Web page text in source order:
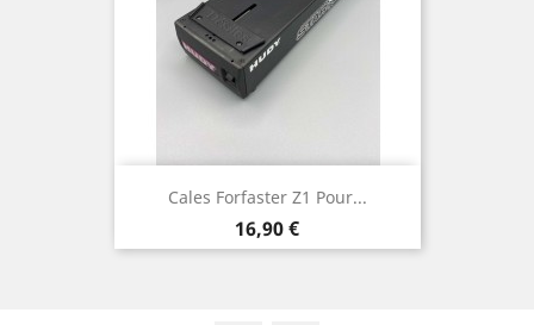
Cales Forfaster Z1 Pour...
Prix
16,90 €